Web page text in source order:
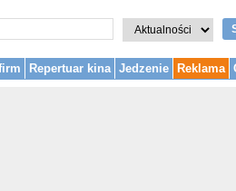
Repertuar kina Jedzenie Reklama